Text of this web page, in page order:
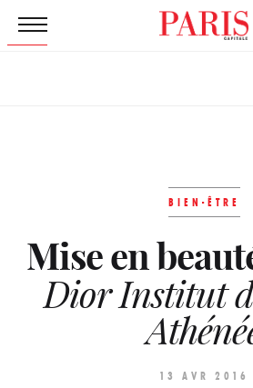
BIEN-ÊTRE
Mise en
Dior Institut
13 AVR 2016